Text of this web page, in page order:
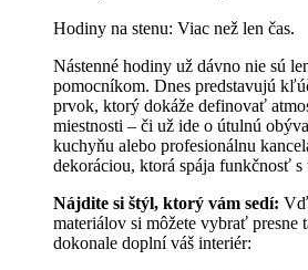
Hodiny na stenu: Viac než len čas.
Nástenné hodiny už dávno nie sú
pomocníkom. Dnes predstavujú
prvok, ktorý dokáže definovať
miestnosti – či už ide o útulnú
kuchyňu alebo profesionálnu
dekoráciou, ktorá spája funkčnosť s
Nájdite si štýl, ktorý vám sedí:
materiálov si môžete vybrať presne
dokonale doplní váš interiér: